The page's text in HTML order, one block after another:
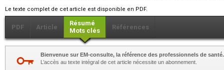
Le texte complet de cet article est disponible en PDF.
PDF Article
Résumé
Mots clés
Références
Bienvenue sur EM-consulte, la référence des professionnels de santé.
L’accès au texte intégral de cet article nécessite un abonnement.